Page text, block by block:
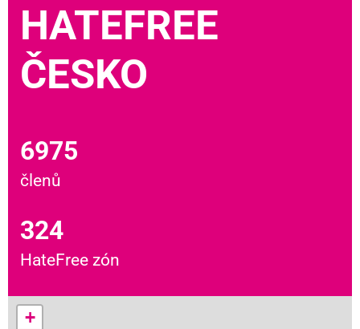
HATEFREE
ČESKO
6975
členů
324
HateFree zón
+